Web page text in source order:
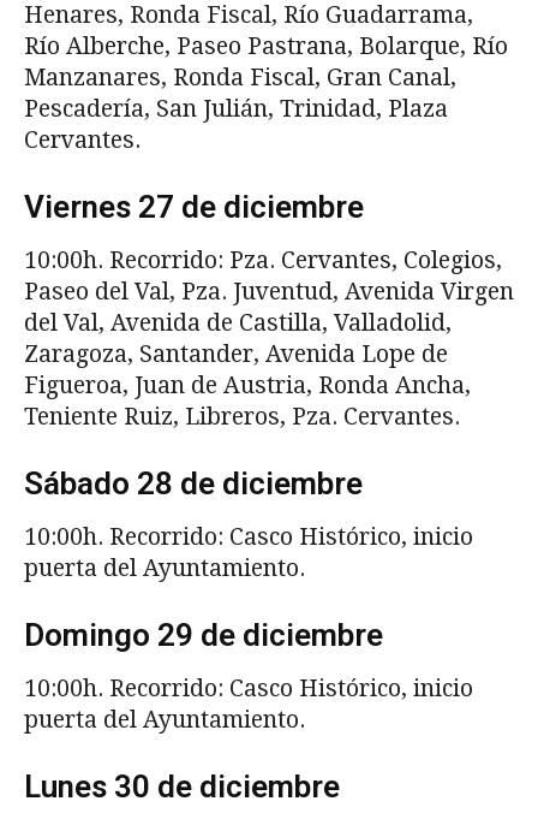
Henares, Ronda Fiscal, Río Guadarrama,
Río Alberche, Paseo Pastrana, Bolarque, Río
Manzanares, Ronda Fiscal, Gran Canal,
Pescadería, San Julián, Trinidad, Plaza
Cervantes.
Viernes 27 de diciembre
10:00h. Recorrido: Pza. Cervantes, Colegios,
Paseo del Val, Pza. Juventud, Avenida Virgen
del Val, Avenida de Castilla, Valladolid,
Zaragoza, Santander, Avenida Lope de
Figueroa, Juan de Austria, Ronda Ancha,
Teniente Ruiz, Libreros, Pza. Cervantes.
Sábado 28 de diciembre
10:00h. Recorrido: Casco Histórico, inicio
puerta del Ayuntamiento.
Domingo 29 de diciembre
10:00h. Recorrido: Casco Histórico, inicio
puerta del Ayuntamiento.
Lunes 30 de diciembre